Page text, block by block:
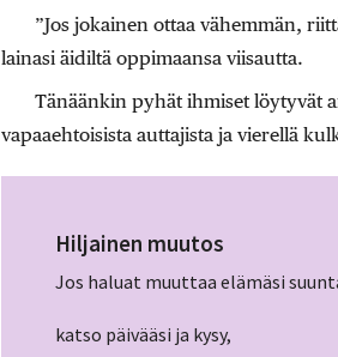
”Jos jokainen ottaa vähemmän,
lainasi äidiltä oppimaansa viisautta.
Tänäänkin pyhät ihmiset löytyvät
vapaaehtoisista auttajista ja vierellä
Hiljainen muutos
Jos haluat muuttaa elämäsi
katso päivääsi ja kysy,